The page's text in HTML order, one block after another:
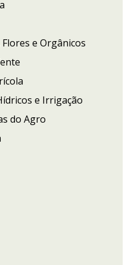
e Orgânicos
e Irrigação
do Agro